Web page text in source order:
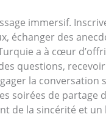
immersif.
échanger des
a à cœur
questions,
la conversation
soirées de partage
la sincérité et un